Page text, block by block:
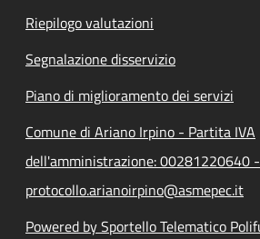
Riepilogo valutazioni
Segnalazione disservizio
Piano di miglioramento dei servizi
Comune di Ariano Irpino - Partita IVA
dell'amministrazione: 00281220640 -
protocollo.arianoirpino@asmepec.it
Powered by Sportello Telematico